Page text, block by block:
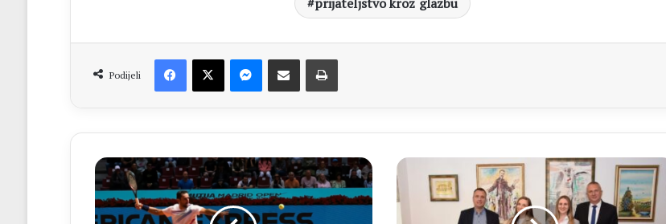
Podijeli
Facebook
X MessengerDijeli putem Emaila Printaj
Marin
Čilić
dobio
novog
Načelnik
Radišić
ugostio